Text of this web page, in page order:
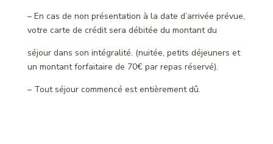
– En cas de non présentation à la date d’arrivée prévue,
votre carte de crédit sera débitée du montant du
séjour dans son intégralité. (nuitée, petits déjeuners et
un montant forfaitaire de 70€ par repas réservé).
– Tout séjour commencé est entièrement dû.